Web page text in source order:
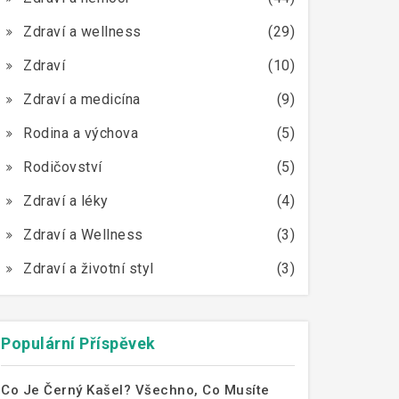
Zdraví a wellness
(29)
Zdraví
(10)
Zdraví a medicína
(9)
Rodina a výchova
(5)
Rodičovství
(5)
Zdraví a léky
(4)
Zdraví a Wellness
(3)
Zdraví a životní styl
(3)
Populární Příspěvek
Co Je Černý Kašel? Všechno, Co Musíte